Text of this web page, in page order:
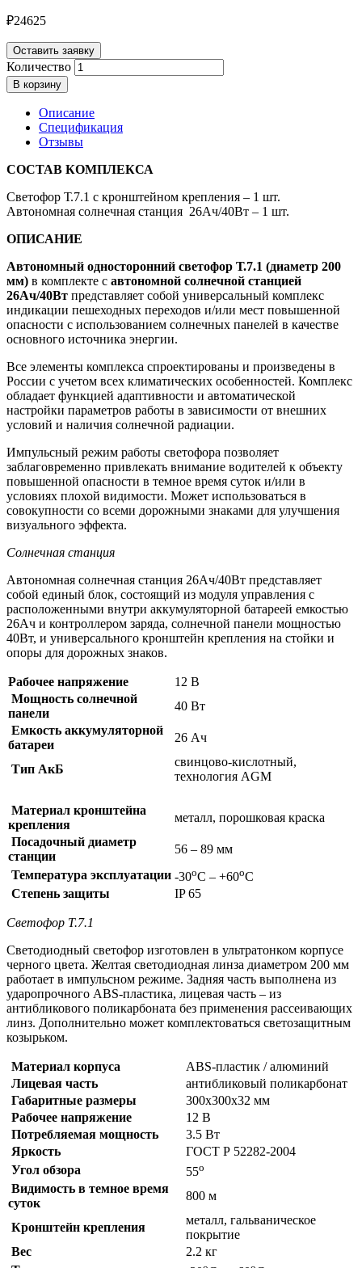
₽24625
Оставить заявку
Количество
В корзину
Описание
Спецификация
Отзывы
СОСТАВ КОМПЛЕКСА
Светофор Т.7.1 с кронштейном крепления – 1 шт.
Автономная солнечная станция 26Ач/40Вт – 1 шт.
ОПИСАНИЕ
Автономный односторонний светофор Т.7.1 (диаметр 200
мм) в комплекте с автономной солнечной станцией
26Ач/40Вт представляет собой универсальный комплекс
индикации пешеходных переходов и/или мест повышенной
опасности с использованием солнечных панелей в качестве
основного источника энергии.
Все элементы комплекса спроектированы и произведены в
России с учетом всех климатических особенностей. Комплекс
обладает функцией адаптивности и автоматической
настройки параметров работы в зависимости от внешних
условий и наличия солнечной радиации.
Импульсный режим работы светофора позволяет
заблаговременно привлекать внимание водителей к объекту
повышенной опасности в темное время суток и/или в
условиях плохой видимости. Может использоваться в
совокупности со всеми дорожными знаками для улучшения
визуального эффекта.
Солнечная станция
Автономная солнечная станция 26Ач/40Вт представляет
собой единый блок, состоящий из модуля управления с
расположенными внутри аккумуляторной батареей емкостью
26Ач и контроллером заряда, солнечной панели мощностью
40Вт, и универсального кронштейн крепления на стойки и
опоры для дорожных знаков.
Рабочее напряжение
12 В
Мощность солнечной
панели
40 Вт
Емкость аккумуляторной
батареи
26 Ач
Тип АкБ
свинцово-кислотный,
технология AGM
Материал кронштейна
крепления
металл, порошковая краска
Посадочный диаметр
станции
56 – 89 мм
Температура эксплуатации -30оС – +60оС
Степень защиты
IP 65
Светофор Т.7.1
Светодиодный светофор изготовлен в ультратонком корпусе
черного цвета. Желтая светодиодная линза диаметром 200 мм
работает в импульсном режиме. Задняя часть выполнена из
ударопрочного ABS-пластика, лицевая часть – из
антибликового поликарбоната без применения рассеивающих
линз. Дополнительно может комплектоваться светозащитным
козырьком.
Материал корпуса
ABS-пластик / алюминий
Лицевая часть
антибликовый поликарбонат
Габаритные размеры
300х300х32 мм
Рабочее напряжение
12 В
Потребляемая мощность
3.5 Вт
Яркость
ГОСТ Р 52282-2004
Угол обзора
55о
Видимость в темное время
суток
800 м
Кронштейн крепления
металл, гальваническое
покрытие
Вес
2.2 кг